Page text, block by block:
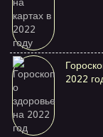
2022